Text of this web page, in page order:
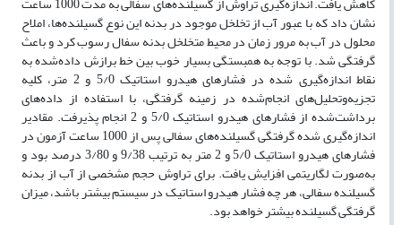
نشان داد که با عبور آب از تخلخل موجود در بدنه این نوع گسیلنده‌ها، املاح
محلول در آب به مرور زمان در محیط متخلخل بدنه سفال رسوب کرد و باعث
گرفتگی شد. با توجه به همبستگی بسیار خوب بین خط برازش داده‌شده به
نقاط اندازه‌گیری شده در فشار‌های هیدرو استاتیک 5/0 و 2 متر، کلیه
تجزیه‌وتحلیل‌های انجام‌شده در زمینه گرفتگی، با استفاده از داده‌های
برداشت‌شده از فشار‌های هیدرو استاتیک 5/0 و 2 انجام پذیرفت. مقادیر
اندازه‌گیری شده گرفتگی گسیلنده‌های سفالی پس از 1000 ساعت آزمون در
فشار‌های هیدرو استاتیک 5/0 و 2 متر به ترتیب 9/38 و 3/80 درصد بود و
به‌صورت لگاریتمی افزایش یافت. برای تراوش حجم مشخصی از آب از بدنه
گسیلنده سفالی، هر چه فشار هیدرو استاتیک در سیستم بیشتر باشد، میزان
گرفتگی گسیلنده بیشتر خواهد بود.